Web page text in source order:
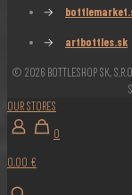
→
→ artbottles.sk
© 2026 BOTTLESHOP SK,
OUR STORES
0
0,00 €